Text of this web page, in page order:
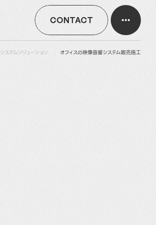
CONTACT
システムソリューション オフィスの映像音響システム販売施工